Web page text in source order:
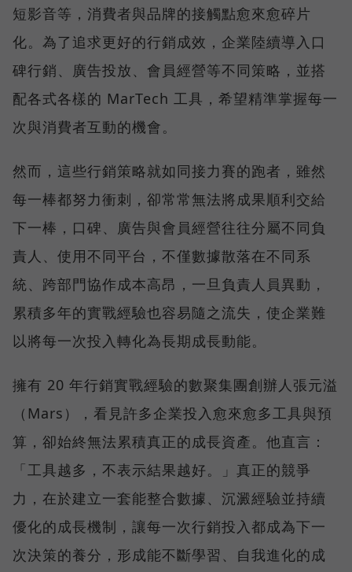
短影音等，消費者與品牌的接觸點愈來愈碎片
化。為了追求更好的行銷成效，企業陸續導入口
碑行銷、廣告投放、會員經營等不同策略，並搭
配各式各樣的 MarTech 工具，希望精準掌握每一
次與消費者互動的機會。
然而，這些行銷策略就如同接力賽的跑者，雖然
每一棒都努力衝刺，卻常常無法將成果順利交給
下一棒，口碑、廣告與會員經營往往分屬不同負
責人、使用不同平台，不僅數據散落在不同系
統、跨部門協作成本高昂，一旦負責人員異動，
累積多年的實戰經驗也容易隨之流失，使企業難
以將每一次投入轉化為長期成長動能。
擁有 20 年行銷實戰經驗的數聚集團創辦人張元溢
（Mars），看見許多企業投入愈來愈多工具與預
算，卻始終無法累積真正的成長資產。他直言：
「工具越多，不表示結果越好。」真正的競爭
力，在於建立一套能整合數據、沉澱經驗並持續
優化的成長機制，讓每一次行銷投入都成為下一
次決策的養分，形成能不斷學習、自我進化的成